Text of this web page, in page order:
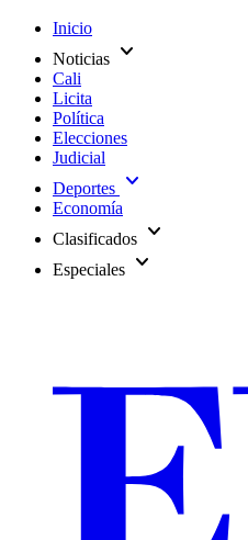
Inicio
Noticias expand_more
Cali
Licita
Política
Elecciones
Judicial
Deportes expand_more
Economía
Clasificados expand_more
Especiales expand_more